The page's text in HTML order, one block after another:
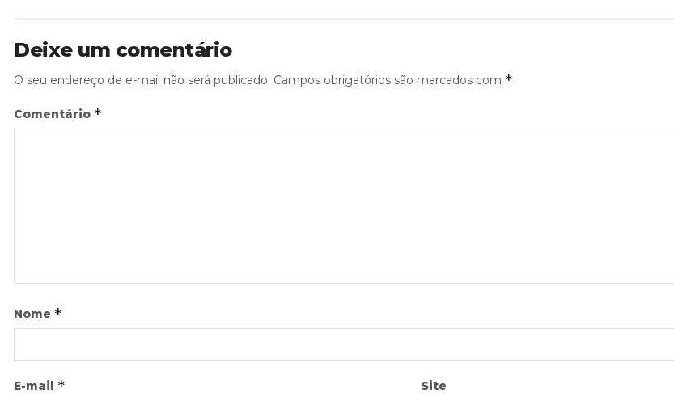
Deixe um comentário
O seu endereço de e-mail não será publicado. Campos obrigatórios são marcados com *
Comentário *
Nome *
E-mail * Site